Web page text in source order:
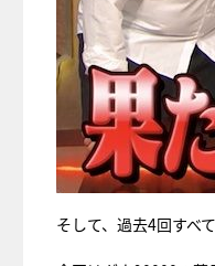
そして、過去4回すべ